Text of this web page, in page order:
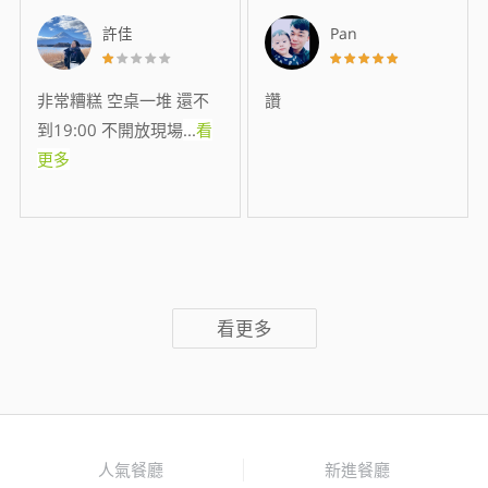
許佳
非常糟糕 空桌一堆 還不
到19:00 不開放現場...看
更多
Pan
讚
看更多
人氣餐廳 新進餐廳